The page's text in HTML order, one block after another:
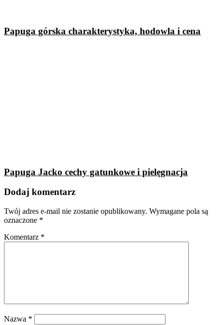
Papuga górska charakterystyka, hodowla i cena
Papuga Jacko cechy gatunkowe i pielęgnacja
Dodaj komentarz
Twój adres e-mail nie zostanie opublikowany. Wymagane pola są
oznaczone *
Komentarz *
Nazwa *